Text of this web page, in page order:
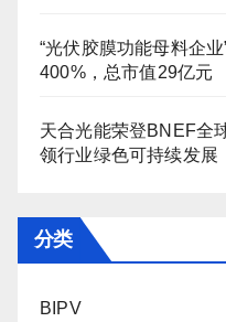
“光伏胶膜功能母料企
400%，总市值29亿元
天合光能荣登BNEF全
领行业绿色可持续发展
分类
BIPV